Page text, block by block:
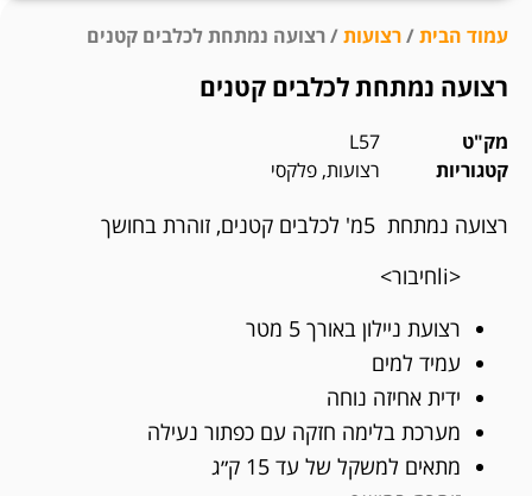
עמוד הבית/רצועות/ רצועה נמתחת לכלבים קטנים
רצועה נמתחת לכלבים קטנים
מק"ט
L57
קטגוריות
רצועות, פלקסי
רצועה נמתחת 5מ' לכלבים קטנים, זוהרת בחושך
<liחיבור>
רצועת ניילון באורך 5 מטר
עמיד למים
ידית אחיזה נוחה
מערכת בלימה חזקה עם כפתור נעילה
מתאים למשקל של עד 15 ק״ג